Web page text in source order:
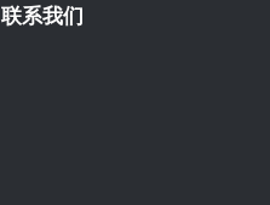
联系我们